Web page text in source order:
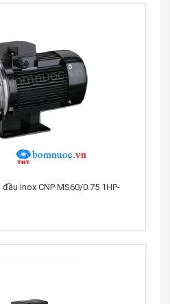
inox CNP MS60/0.75 1HP-